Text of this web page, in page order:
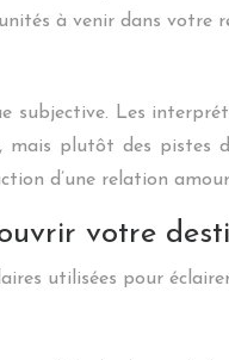
à venir dans votre
subjective. Les
mais plutôt des
d’une relation
votre
utilisées pour